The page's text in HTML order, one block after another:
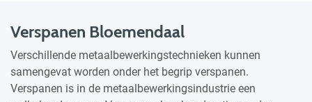
Verspanen Bloemendaal
Verschillende metaalbewerkingstechnieken kunnen
samengevat worden onder het begrip verspanen.
Verspanen is in de metaalbewerkingsindustrie een